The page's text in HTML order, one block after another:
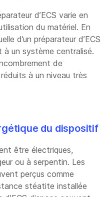
d’ECS varie en
du matériel. En
d’un préparateur d’ECS
à un système centralisé.
de
à un niveau très
du dispositif
être électriques,
ou à serpentin. Les
perçus comme
stéatite installée